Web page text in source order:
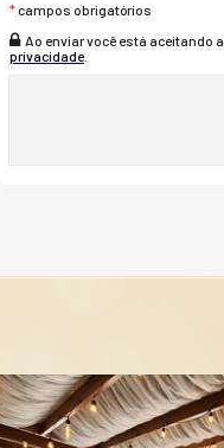
*campos obrigatórios
Ao enviar você está aceitando a
privacidade.